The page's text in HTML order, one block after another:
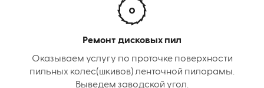
Ремонт дисковых пил
Оказываем услугу по проточке поверхности
пильных колес(шкивов) ленточной пилорамы.
Выведем заводской угол.